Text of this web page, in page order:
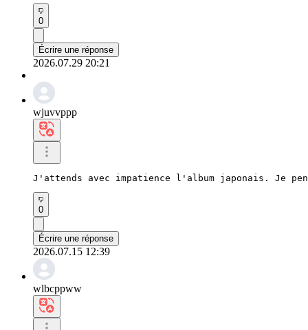
0
Écrire une réponse
2026.07.29 20:21
wjuvvppp
J'attends avec impatience l'album japonais. Je
0
Écrire une réponse
2026.07.15 12:39
wlbcppww